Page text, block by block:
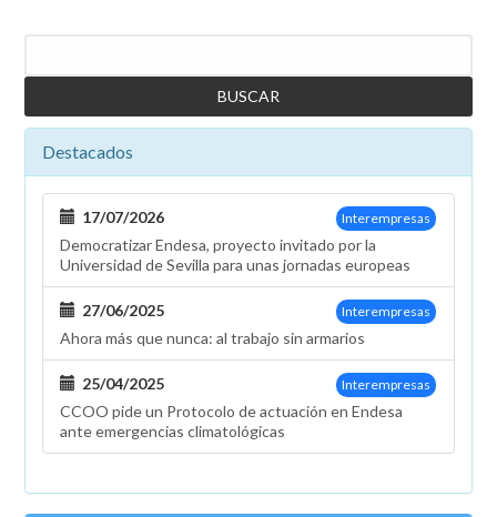
Destacados
Interempresas
17/07/2026
Democratizar Endesa, proyecto invitado por la
Universidad de Sevilla para unas jornadas europeas
Interempresas
27/06/2025
Ahora más que nunca: al trabajo sin armarios
Interempresas
25/04/2025
CCOO pide un Protocolo de actuación en Endesa
ante emergencias climatológicas